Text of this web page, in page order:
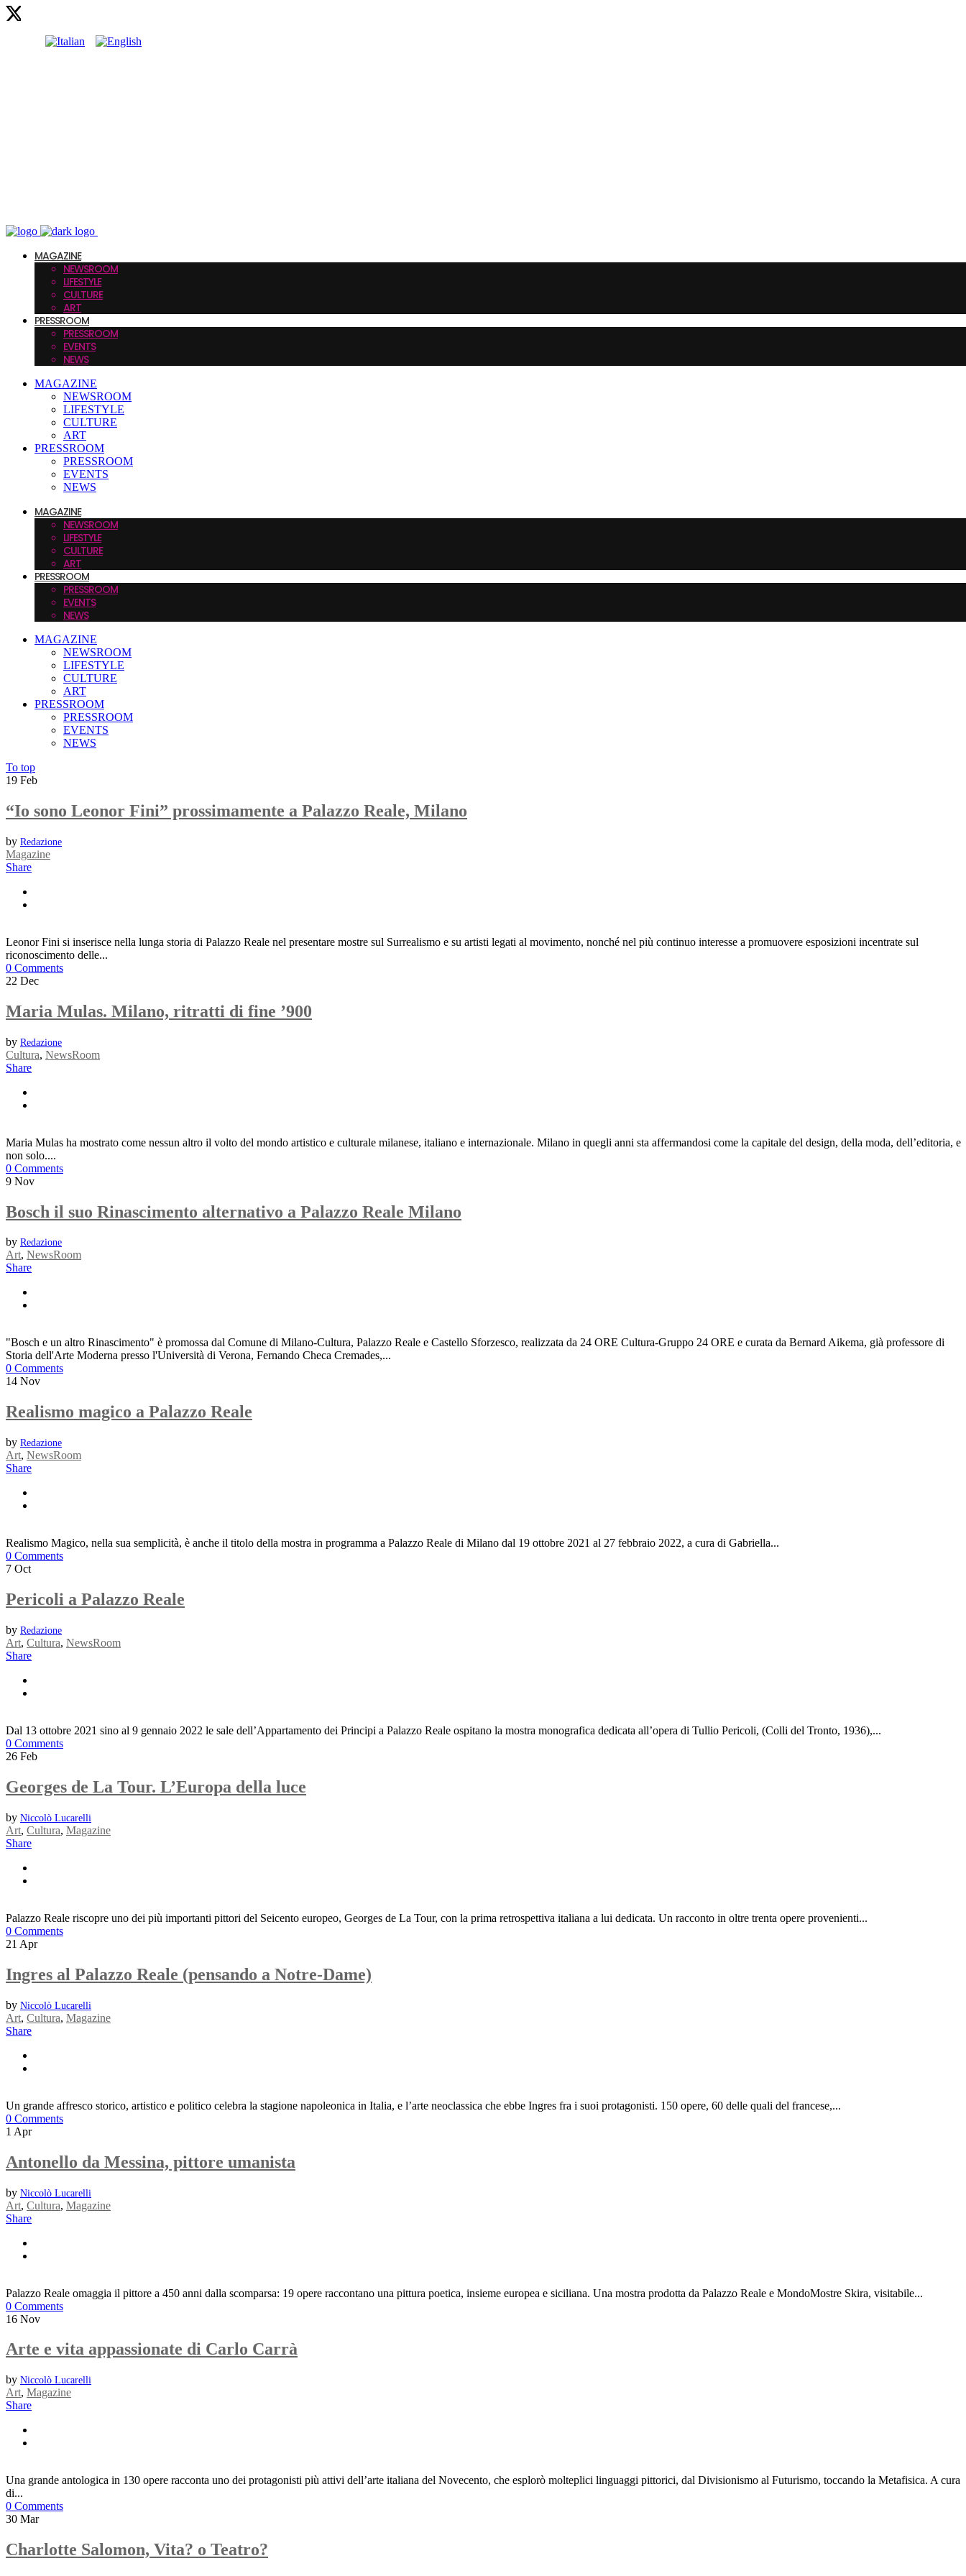
MAGAZINE
NEWSROOM
LIFESTYLE
CULTURE
ART
PRESSROOM
PRESSROOM
EVENTS
NEWS
MAGAZINE
NEWSROOM
LIFESTYLE
CULTURE
ART
PRESSROOM
PRESSROOM
EVENTS
NEWS
MAGAZINE
NEWSROOM
LIFESTYLE
CULTURE
ART
PRESSROOM
PRESSROOM
EVENTS
NEWS
MAGAZINE
NEWSROOM
LIFESTYLE
CULTURE
ART
PRESSROOM
PRESSROOM
EVENTS
NEWS
To top
19 Feb
“Io sono Leonor Fini” prossimamente a Palazzo Reale, Milano
by Redazione
Magazine
Share
Leonor Fini si inserisce nella lunga storia di Palazzo Reale nel presentare mostre sul Surrealismo e su artisti legati al movimento, nonché nel più continuo interesse a promuovere esposizioni incentrate sul
riconoscimento delle...
0 Comments
22 Dec
Maria Mulas. Milano, ritratti di fine ’900
by Redazione
Cultura, NewsRoom
Share
Maria Mulas ha mostrato come nessun altro il volto del mondo artistico e culturale milanese, italiano e internazionale. Milano in quegli anni sta affermandosi come la capitale del design, della moda, dell’editoria, e
non solo....
0 Comments
9 Nov
Bosch il suo Rinascimento alternativo a Palazzo Reale Milano
by Redazione
Art, NewsRoom
Share
"Bosch e un altro Rinascimento" è promossa dal Comune di Milano-Cultura, Palazzo Reale e Castello Sforzesco, realizzata da 24 ORE Cultura-Gruppo 24 ORE e curata da Bernard Aikema, già professore di
Storia dell'Arte Moderna presso l'Università di Verona, Fernando Checa Cremades,...
0 Comments
14 Nov
Realismo magico a Palazzo Reale
by Redazione
Art, NewsRoom
Share
Realismo Magico, nella sua semplicità, è anche il titolo della mostra in programma a Palazzo Reale di Milano dal 19 ottobre 2021 al 27 febbraio 2022, a cura di Gabriella...
0 Comments
7 Oct
Pericoli a Palazzo Reale
by Redazione
Art, Cultura, NewsRoom
Share
Dal 13 ottobre 2021 sino al 9 gennaio 2022 le sale dell’Appartamento dei Principi a Palazzo Reale ospitano la mostra monografica dedicata all’opera di Tullio Pericoli, (Colli del Tronto, 1936),...
0 Comments
26 Feb
Georges de La Tour. L’Europa della luce
by Niccolò Lucarelli
Art, Cultura, Magazine
Share
Palazzo Reale riscopre uno dei più importanti pittori del Seicento europeo, Georges de La Tour, con la prima retrospettiva italiana a lui dedicata. Un racconto in oltre trenta opere provenienti...
0 Comments
21 Apr
Ingres al Palazzo Reale (pensando a Notre-Dame)
by Niccolò Lucarelli
Art, Cultura, Magazine
Share
Un grande affresco storico, artistico e politico celebra la stagione napoleonica in Italia, e l’arte neoclassica che ebbe Ingres fra i suoi protagonisti. 150 opere, 60 delle quali del francese,...
0 Comments
1 Apr
Antonello da Messina, pittore umanista
by Niccolò Lucarelli
Art, Cultura, Magazine
Share
Palazzo Reale omaggia il pittore a 450 anni dalla scomparsa: 19 opere raccontano una pittura poetica, insieme europea e siciliana. Una mostra prodotta da Palazzo Reale e MondoMostre Skira, visitabile...
0 Comments
16 Nov
Arte e vita appassionate di Carlo Carrà
by Niccolò Lucarelli
Art, Magazine
Share
Una grande antologica in 130 opere racconta uno dei protagonisti più attivi dell’arte italiana del Novecento, che esplorò molteplici linguaggi pittorici, dal Divisionismo al Futurismo, toccando la Metafisica. A cura
di...
0 Comments
30 Mar
Charlotte Salomon, Vita? o Teatro?